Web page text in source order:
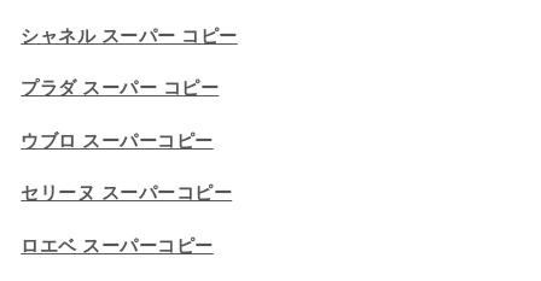
シャネル スーパー コピー
プラダ スーパー コピー
ウブロ スーパーコピー
セリーヌ スーパーコピー​
ロエベ スーパーコピー